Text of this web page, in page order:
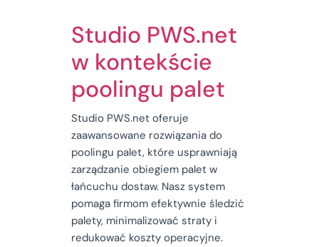
Studio PWS.net
w kontekście
poolingu palet
Studio PWS.net oferuje
zaawansowane rozwiązania do
poolingu palet, które usprawniają
zarządzanie obiegiem palet w
łańcuchu dostaw. Nasz system
pomaga firmom efektywnie śledzić
palety, minimalizować straty i
redukować koszty operacyjne.